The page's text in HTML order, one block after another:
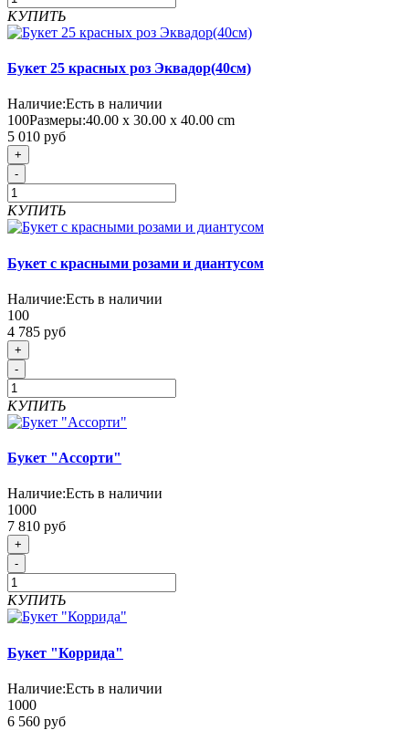
КУПИТЬ
Букет 25 красных роз Эквадор(40см)
Наличие:Есть в наличии
100Размеры:40.00 х 30.00 х 40.00 cm
5 010 руб
+
-
КУПИТЬ
Букет с красными розами и диантусом
Наличие:Есть в наличии
100
4 785 руб
+
-
КУПИТЬ
Букет "Ассорти"
Наличие:Есть в наличии
1000
7 810 руб
+
-
КУПИТЬ
Букет "Коррида"
Наличие:Есть в наличии
1000
6 560 руб